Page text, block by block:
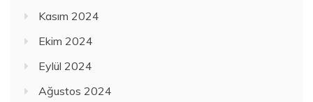
Kasım 2024
Ekim 2024
Eylül 2024
Ağustos 2024